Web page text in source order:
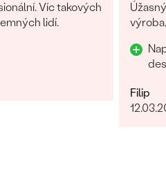
Víc takových
lidí.
Filip